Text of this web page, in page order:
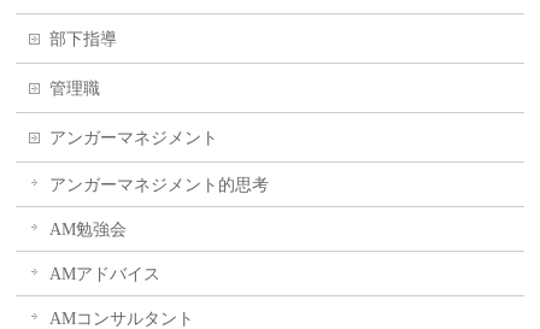
部下指導
管理職
アンガーマネジメント
アンガーマネジメント的思考
AM勉強会
AMアドバイス
AMコンサルタント